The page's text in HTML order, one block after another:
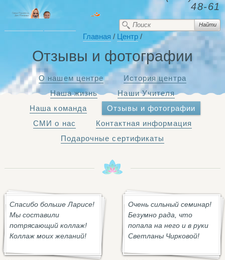
48-61
Главная / Центр/
Отзывы и фотографии
О нашем центре
История центра
Наша жизнь
Наши Учителя
Наша команда
Отзывы и фотографии
СМИ о нас
Контактная информация
Подарочные сертификаты
Спасибо больше Ларисе!
Мы составили
потрясающий коллаж!
Коллаж моих желаний!
Очень сильный семинар!
Безумно рада, что
попала на него и в руки
Светланы Чирковой!